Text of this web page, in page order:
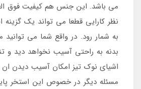
می باشد. این جنس هم کیفیت فوق
نظر کارایی قطعا می تواند یک گزینه
به شمار رود. در واقع شما می
بدنه به راحتی آسیب نخواهد دید و
اشیای نوک تیز امکان آسیب دیدن
مسئله دیگر در خصوص این استخر